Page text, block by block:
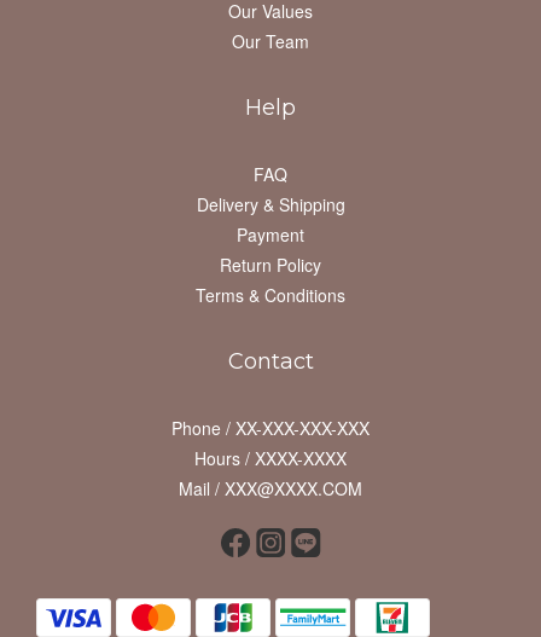
Our Values
Our Team
Help
FAQ
Delivery & Shipping
Payment
Return Policy
Terms & Conditions
Contact
Phone / XX-XXX-XXX-XXX
Hours / XXXX-XXXX
Mail / XXX@XXXX.COM